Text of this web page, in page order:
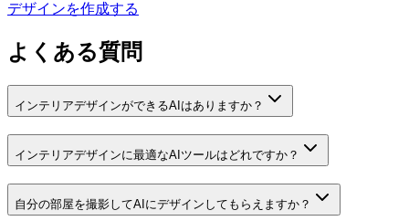
デザインを作成する
よくある質問
インテリアデザインができるAIはありますか？
インテリアデザインに最適なAIツールはどれですか？
自分の部屋を撮影してAIにデザインしてもらえますか？